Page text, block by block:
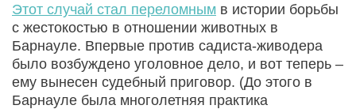
Этот случай стал переломным в истории борьбы
с жестокостью в отношении животных в
Барнауле. Впервые против садиста-живодера
было возбуждено уголовное дело, и вот теперь –
ему вынесен судебный приговор. (До этого в
Барнауле была многолетняя практика